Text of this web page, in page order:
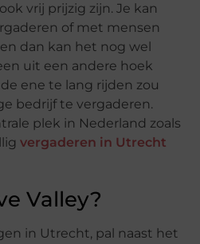
vrij prijzig zijn. Je kan
of met mensen
dan kan het nog wel
uit een andere hoek
ene te lang rijden zou
bedrijf te vergaderen.
plek in Nederland zoals
vergaderen in Utrecht
Valley?
in Utrecht, pal naast het